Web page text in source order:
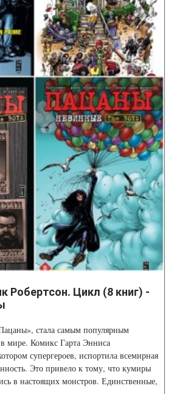
Робертсон. Цикл (8 книг) -
стала самым популярным
в мире. Комикс Гарта Энниса
супергероев, испортила всемирная
Это привело к тому, что кумиры
в настоящих монстров. Единственные,